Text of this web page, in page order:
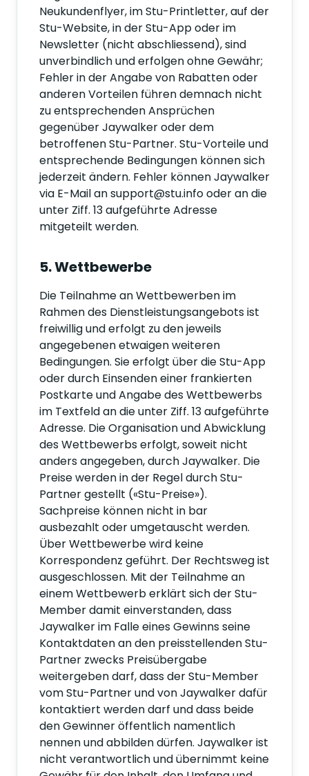
Neukundenflyer, im Stu-Printletter, auf der
Stu-Website, in der Stu-App oder im
Newsletter (nicht abschliessend), sind
unverbindlich und erfolgen ohne Gewähr;
Fehler in der Angabe von Rabatten oder
anderen Vorteilen führen demnach nicht
zu entsprechenden Ansprüchen
gegenüber Jaywalker oder dem
betroffenen Stu-Partner. Stu-Vorteile und
entsprechende Bedingungen können sich
jederzeit ändern. Fehler können Jaywalker
via E-Mail an support@stu.info oder an die
unter Ziff. 13 aufgeführte Adresse
mitgeteilt werden.
5. Wettbewerbe
Die Teilnahme an Wettbewerben im
Rahmen des Dienstleistungsangebots ist
freiwillig und erfolgt zu den jeweils
angegebenen etwaigen weiteren
Bedingungen. Sie erfolgt über die Stu-App
oder durch Einsenden einer frankierten
Postkarte und Angabe des Wettbewerbs
im Textfeld an die unter Ziff. 13 aufgeführte
Adresse. Die Organisation und Abwicklung
des Wettbewerbs erfolgt, soweit nicht
anders angegeben, durch Jaywalker. Die
Preise werden in der Regel durch Stu-
Partner gestellt («Stu-Preise»).
Sachpreise können nicht in bar
ausbezahlt oder umgetauscht werden.
Über Wettbewerbe wird keine
Korrespondenz geführt. Der Rechtsweg ist
ausgeschlossen. Mit der Teilnahme an
einem Wettbewerb erklärt sich der Stu-
Member damit einverstanden, dass
Jaywalker im Falle eines Gewinns seine
Kontaktdaten an den preisstellenden Stu-
Partner zwecks Preisübergabe
weitergeben darf, dass der Stu-Member
vom Stu-Partner und von Jaywalker dafür
kontaktiert werden darf und dass beide
den Gewinner öffentlich namentlich
nennen und abbilden dürfen. Jaywalker ist
nicht verantwortlich und übernimmt keine